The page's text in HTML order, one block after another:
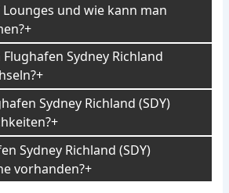
Lounges und wie kann man
Sydney Richland
Sydney Richland (SDY)
Sydney Richland (SDY)
vorhanden?